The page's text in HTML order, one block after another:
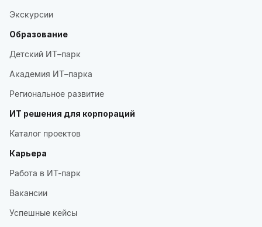
Экскурсии
Образование
Детский ИТ–парк
Академия ИТ–парка
Региональное развитие
ИТ решения для корпораций
Каталог проектов
Карьера
Работа в ИТ-парк
Вакансии
Успешные кейсы